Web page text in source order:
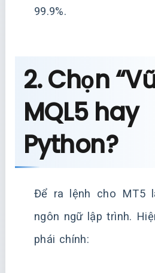
99.9%.
2. Chọn
MQL5 hay
Python?
Để ra lệnh cho MT5
ngôn ngữ lập trình.
phái chính: